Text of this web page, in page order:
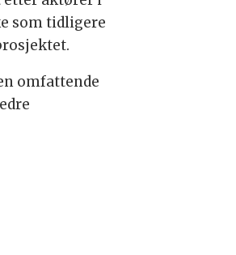
som tidligere
omfattende